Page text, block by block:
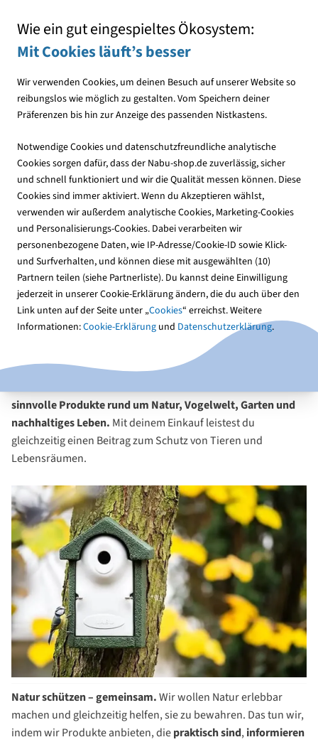
Wie ein gut eingespieltes Ökosystem:
Mit Cookies läuft’s besser
Wir verwenden Cookies, um deinen Besuch auf unserer Website so
reibungslos wie möglich zu gestalten. Vom Speichern deiner
Präferenzen bis hin zur Anzeige des passenden Nistkastens.
Notwendige Cookies und datenschutzfreundliche analytische
Cookies sorgen dafür, dass der Nabu-shop.de zuverlässig, sicher
und schnell funktioniert und wir die Qualität messen können. Diese
Cookies sind immer aktiviert. Wenn du Akzeptieren wählst,
verwenden wir außerdem analytische Cookies, Marketing-Cookies
und Personalisierungs-Cookies. Dabei verarbeiten wir
personenbezogene Daten, wie IP-Adresse/Cookie-ID sowie Klick-
und Surfverhalten, und können diese mit ausgewählten (10)
Partnern teilen (siehe Partnerliste). Du kannst deine Einwilligung
jederzeit in unserer Cookie-Erklärung ändern, die du auch über den
Link unten auf der Seite unter „Cookies“ erreichst. Weitere
Informationen:Cookie-Erklärung und Datenschutzerklärung.
Wir über uns
Willkommen im NABU-
Shop
Zusammenarbeit NABU und CJ WildBird Foods Europe BV
Natur bewahren und Zukunft sichern, das kann niemand
allein. Deshalb freuen wir uns über starke und engagierte
Partner wie CJ WildBird Foods Europe BV, denen Natur- und
Tierschutz genau wie uns am Herzen liegt. Seit über 20 Jahren
arbeiten wir vertrauensvoll miteinander.
Der NABU-Shop ist gedacht für Menschen, die die Vielfalt der
sinnvolle Produkte rund um Natur, Vogelwelt, Garten und
nachhaltiges Leben. Mit deinem Einkauf leistest du
gleichzeitig einen Beitrag zum Schutz von Tieren und
Lebensräumen.
Natur schützen – gemeinsam.Wir wollen Natur erlebbar
machen und gleichzeitig helfen, sie zu bewahren. Das tun wir,
indem wir Produkte anbieten, diepraktisch sind,informieren